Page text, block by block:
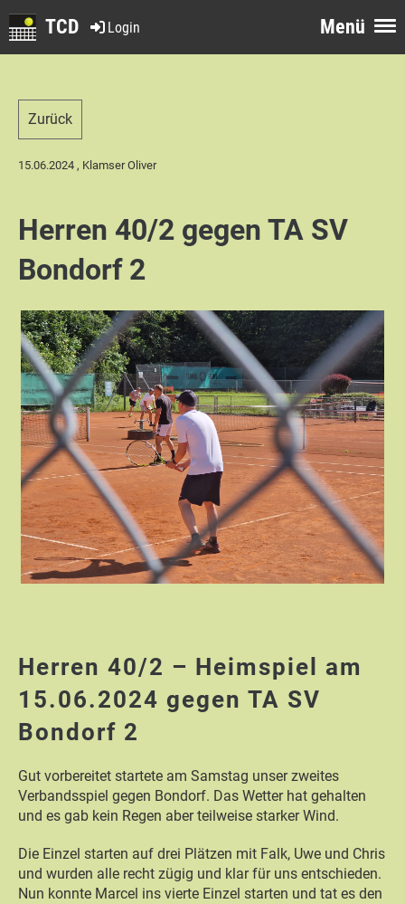
Menü
Login
TCD
Zurück
15.06.2024 , Klamser Oliver
Herren 40/2 gegen TA SV
Bondorf 2
Herren 40/2 – Heimspiel am
15.06.2024 gegen TA SV
Bondorf 2
Gut vorbereitet startete am Samstag unser zweites
Verbandsspiel gegen Bondorf. Das Wetter hat gehalten
und es gab kein Regen aber teilweise starker Wind.
Die Einzel starten auf drei Plätzen mit Falk, Uwe und Chris
und wurden alle recht zügig und klar für uns entschieden.
Nun konnte Marcel ins vierte Einzel starten und tat es den